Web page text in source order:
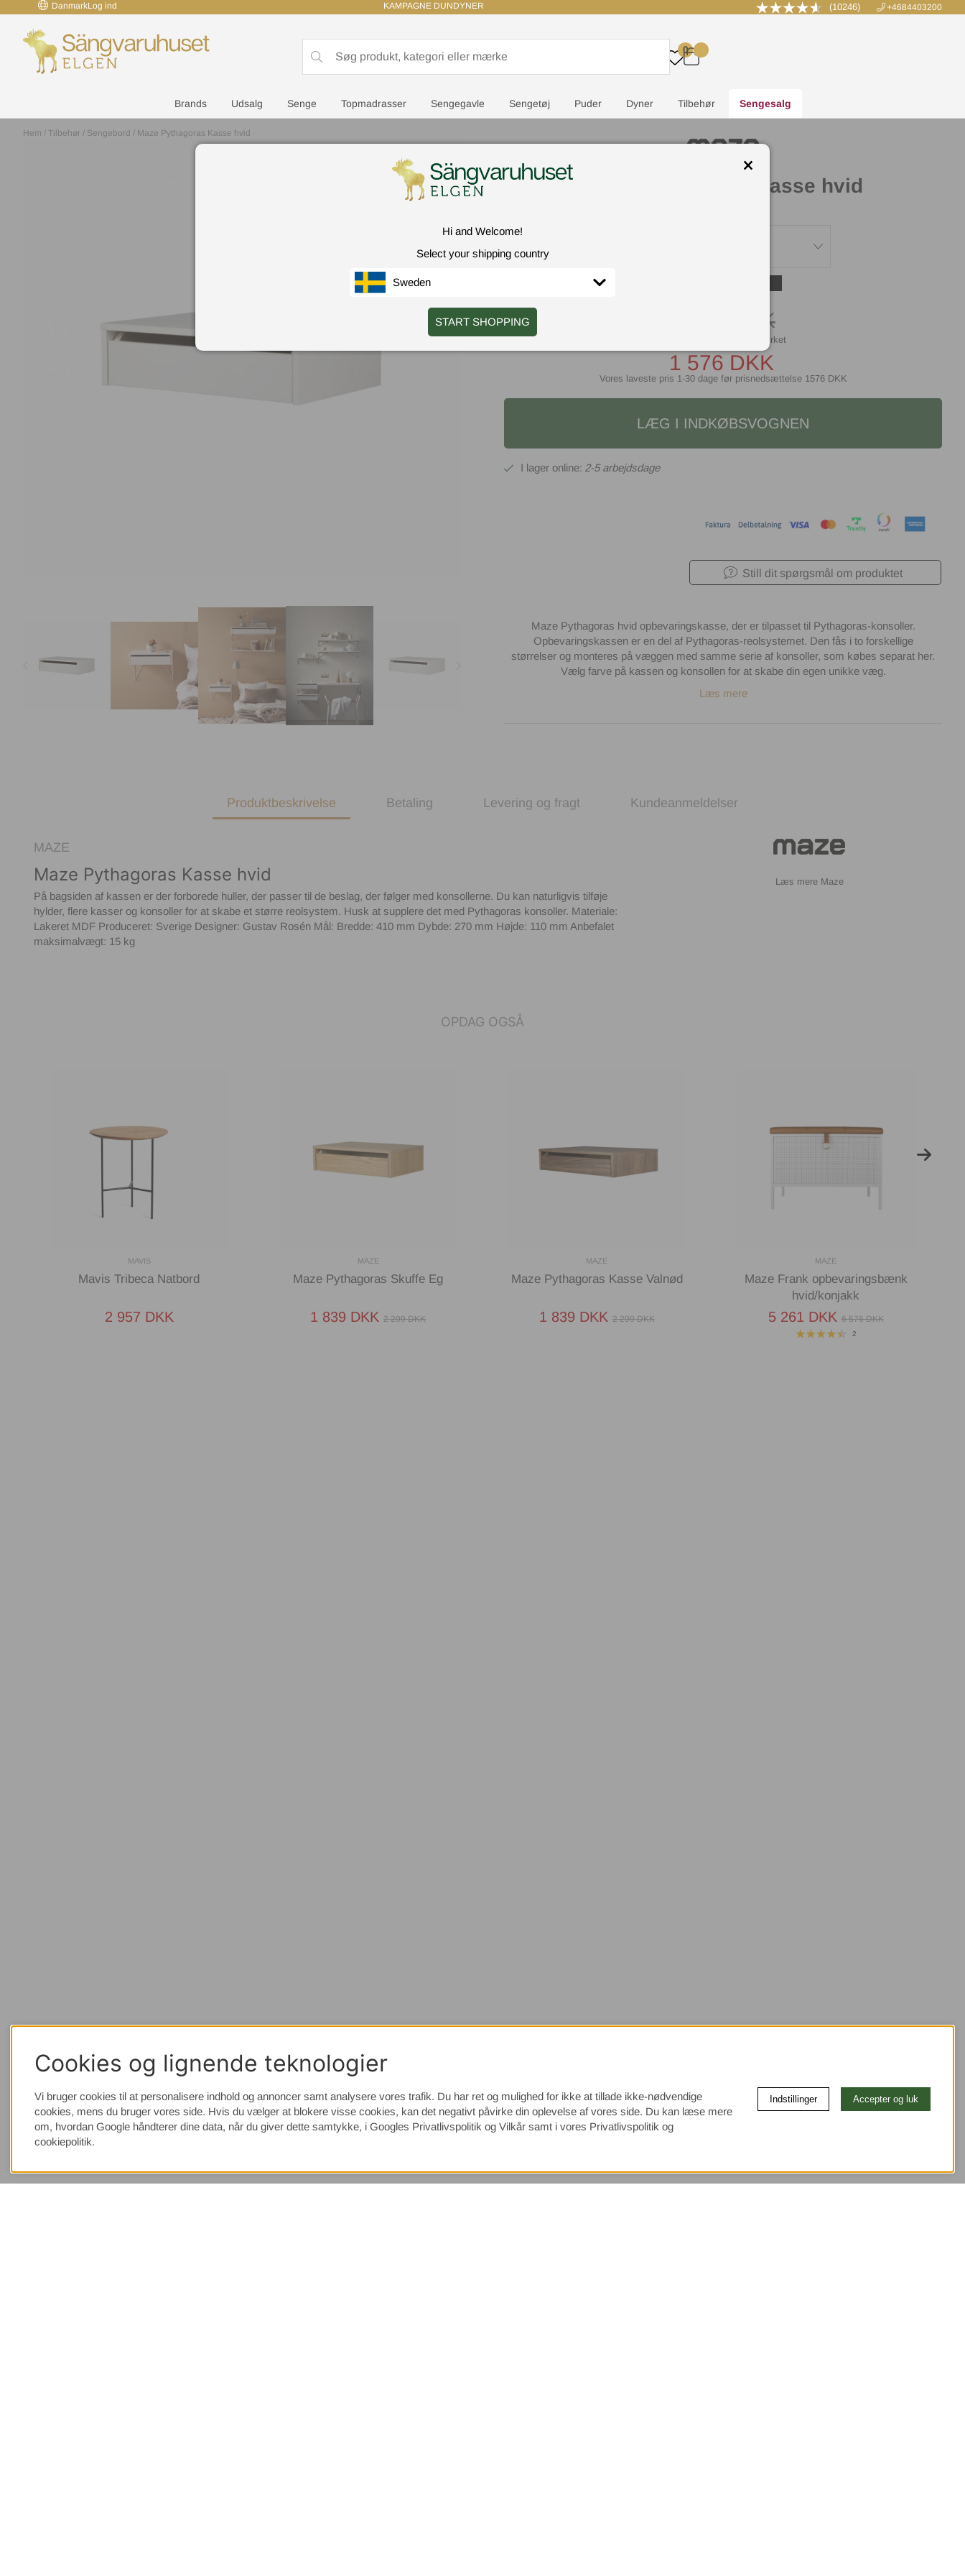
DanmarkLog ind KAMPAGNE DUNDYNER (10246) +4684403200
0
..
Brands Udsalg Senge Topmadrasser Sengegavle Sengetøj Puder Dyner Tilbehør Sengesalg
Hem / Tilbehør / Sengebord / Maze Pythagoras Kasse hvid
Maze Pythagoras Kasse hvid
DKK
1 576 DKK
Vores laveste pris 1-30 dage før prisnedsættelse 1576 DKK
LÆG I INDKØBSVOGNEN
2-5 arbejdsdage
Still dit spørgsmål om produktet
Maze Pythagoras hvid opbevaringskasse, der er tilpasset til Pythagoras-konsoller.
Opbevaringskassen er en del af Pythagoras-reolsystemet. Den fås i to forskellige
størrelser og monteres på væggen med samme serie af konsoller, som købes separat her.
Vælg farve på kassen og konsollen for at skabe din egen unikke væg.
Læs mere
Produktbeskrivelse
MAZE
Maze Pythagoras Kasse hvid
På bagsiden af kassen er der forborede huller, der passer til de beslag, der følger med konsollerne. Du kan naturligvis tilføje
hylder, flere kasser og konsoller for at skabe et større reolsystem. Husk at supplere det med Pythagoras konsoller. Materiale:
Lakeret MDF Produceret: Sverige Designer: Gustav Rosén Mål: Bredde: 410 mm Dybde: 270 mm Højde: 110 mm Anbefalet
maksimalvægt: 15 kg
Maze
Betaling Levering og fragt Kundeanmeldelser
OPDAG OGSÅ
MAVIS
Mavis Tribeca Natbord
2 957 DKK
MAZE
Maze Pythagoras Skuffe Eg
1 839 DKK 2 299 DKK
MAZE
Maze Pythagoras Kasse Valnød
1 839 DKK 2 299 DKK
MAZE
Maze Frank opbevaringsbænk
hvid/konjakk
5 261 DKK 6 576 DKK
2
Hi and Welcome!
Select your shipping country
Sweden
START SHOPPING
Cookies og lignende teknologier
Vi bruger cookies til at personalisere indhold og annoncer samt analysere vores trafik. Du har ret og mulighed for ikke at tillade ikke-nødvendige
cookies, mens du bruger vores side. Hvis du vælger at blokere visse cookies, kan det negativt påvirke din oplevelse af vores side. Du kan læse mere
om, hvordan Google håndterer dine data, når du giver dette samtykke, i Googles Privatlivspolitik og Vilkår samt i vores Privatlivspolitik og
cookiepolitik.
Indstillinger Accepter og luk